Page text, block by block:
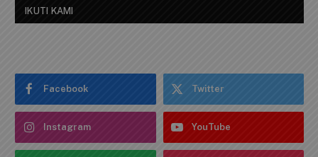
IKUTI KAMI
Facebook Twitter
Instagram YouTube